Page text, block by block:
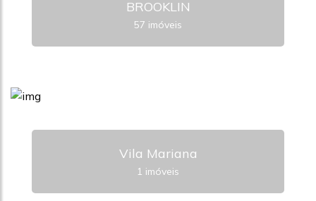
BROOKLIN
57 imóveis
Vila Mariana
1 imóveis